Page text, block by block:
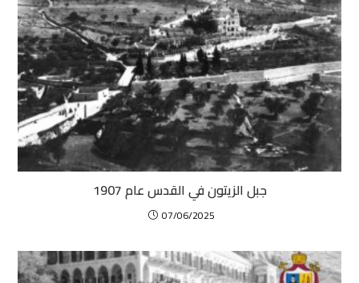
جبل الزيتون في القدس عام 1907
07/06/2025